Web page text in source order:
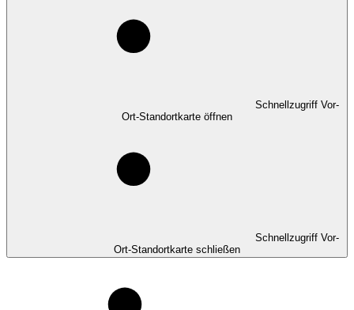
Schnellzugriff Vor-
Ort-Standortkarte öffnen
Schnellzugriff Vor-
Ort-Standortkarte schließen